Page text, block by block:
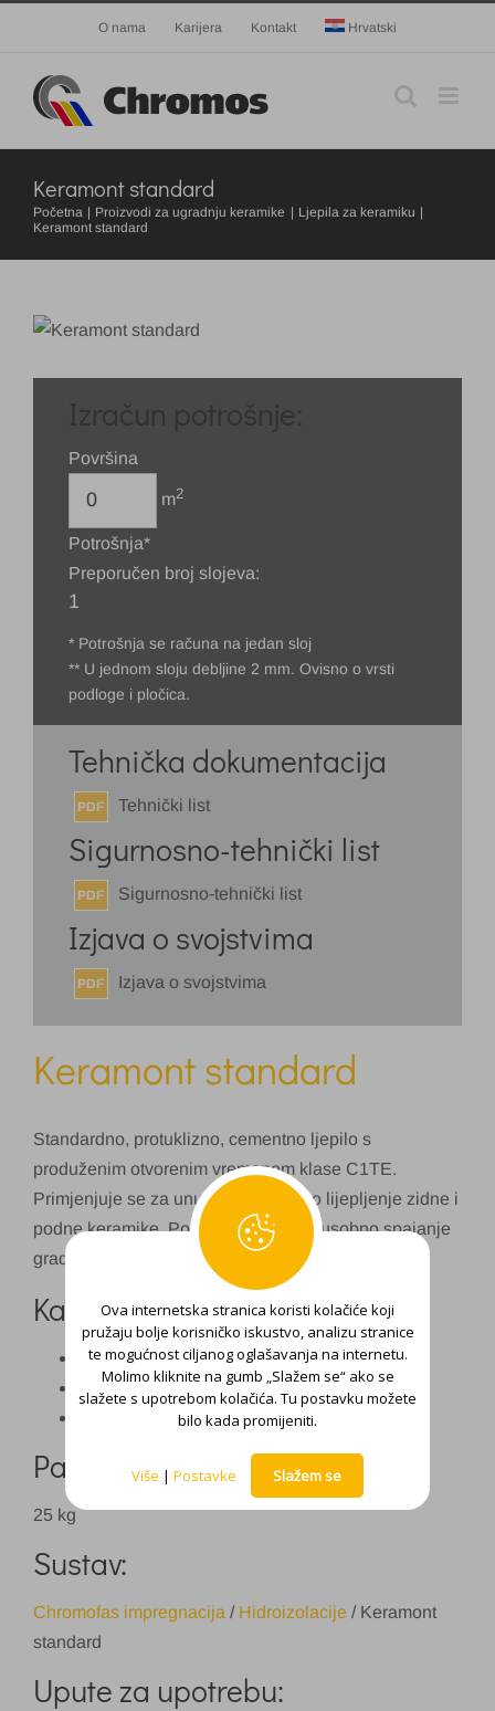
content
O nama Karijera Kontakt Hrvatski
Keramont standard
Početna Proizvodi za ugradnju keramike
Ljepila za keramiku
Keramont standard
Površina
m2
Potrošnja*
Preporučen broj slojeva:
1
* Potrošnja se računa na jedan sloj
** U jednom sloju debljine 2 mm. Ovisno o vrsti
podloge i pločica.
Tehnička dokumentacija
PDF Tehnički list
Sigurnosno-tehnički list
PDF Sigurnosno-tehnički list
Izjava o svojstvima
PDF Izjava o svojstvima
Keramont standard
Standardno, protuklizno, cementno ljepilo s
produženim otvorenim vremenom klase C1TE.
Primjenjuje se za unutarnje i vanjsko lijepljenje zidne i
podne keramike. Pogodno je za međusobno spajanje
graditeljskih elemenata od porobetona i sl.
Karakteristike:
Razred C1TE (testiran po HRN EN 12004)
Otporno na vodu i smrzavanje
Temperaturno postojan: od -40°C do +70°C
Pakiranje:
25 kg
Sustav:
Chromofas impregnacija / Hidroizolacije / Keramont
standard
Upute za upotrebu:
Ova internetska stranica koristi kolačiće koji
pružaju bolje korisničko iskustvo, analizu stranice
te mogućnost ciljanog oglašavanja na internetu.
Molimo kliknite na gumb „Slažem se“ ako se
slažete s upotrebom kolačića. Tu postavku možete
bilo kada promijeniti.
Više | Postavke Slažem se